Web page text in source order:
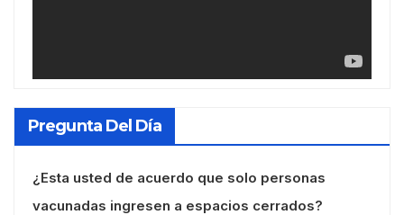
Pregunta Del Día
¿Esta usted de acuerdo que solo personas
vacunadas ingresen a espacios cerrados?